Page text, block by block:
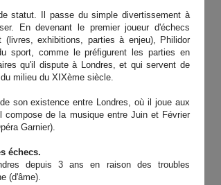
statut. Il passe du simple divertissement à
En devenant le premier joueur d'échecs
exhibitions, parties à enjeu), Philidor
sport, comme le préfigurent les parties en
qu'il dispute à Londres, et qui servent de
milieu du XIXème siècle.
son existence entre Londres, où il joue aux
de la musique entre Juin et Février
Garnier).
échecs.
depuis 3 ans en raison des troubles
(d'âme).